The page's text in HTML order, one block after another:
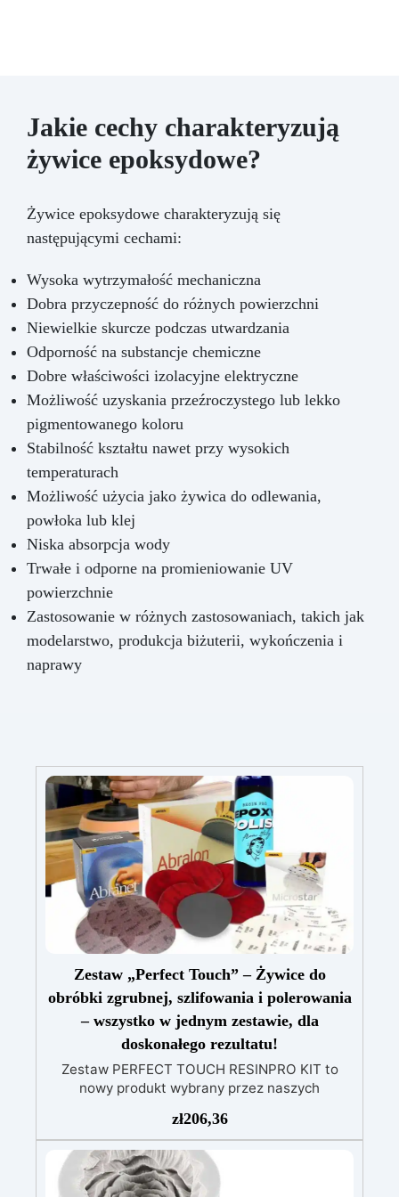
Jakie cechy charakteryzują
żywice epoksydowe?
Żywice epoksydowe charakteryzują się
następującymi cechami:
Wysoka wytrzymałość mechaniczna
Dobra przyczepność do różnych powierzchni
Niewielkie skurcze podczas utwardzania
Odporność na substancje chemiczne
Dobre właściwości izolacyjne elektryczne
Możliwość uzyskania przeźroczystego lub lekko
pigmentowanego koloru
Stabilność kształtu nawet przy wysokich
temperaturach
Możliwość użycia jako żywica do odlewania,
powłoka lub klej
Niska absorpcja wody
Trwałe i odporne na promieniowanie UV
powierzchnie
Zastosowanie w różnych zastosowaniach, takich jak
modelarstwo, produkcja biżuterii, wykończenia i
naprawy
Zestaw „Perfect Touch” – Żywice do
obróbki zgrubnej, szlifowania i polerowania
– wszystko w jednym zestawie, dla
doskonałego rezultatu!
Zestaw PERFECT TOUCH RESINPRO KIT to
nowy produkt wybrany przez naszych
prace żywiczne. Od teraz wszystkie kwestie
związane z polerowaniem, satynowaniem,
szlifowaniem i obróbką zgrubną nie będą już
problemem dzięki temu innowacyjnemu i
zł206,36